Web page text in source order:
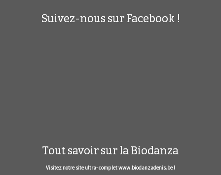
Suivez-nous sur Facebook !
Tout savoir sur la Biodanza
Visitez notre site ultra- complet www.biodanzadenis.be !